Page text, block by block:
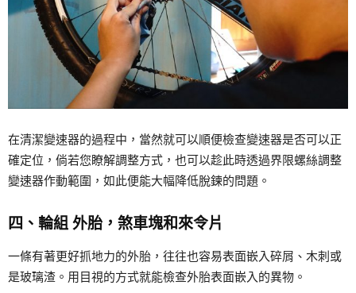
在清潔變速器的過程中，當然就可以順便檢查變速器是否可以正
確定位，倘若您瞭解調整方式，也可以趁此時透過界限螺絲調整
變速器作動範圍，如此便能大幅降低脫鍊的問題。
四、輪組 外胎，煞車塊和來令片
一條有著更好抓地力的外胎，往往也容易表面嵌入碎屑、木刺或
是玻璃渣。用目視的方式就能檢查外胎表面嵌入的異物。